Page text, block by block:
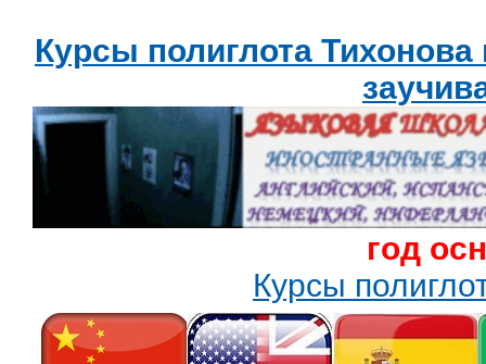
Курсы полиглота
год
Курсы